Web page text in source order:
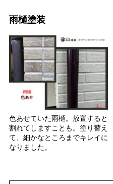
雨樋塗装
色あせていた雨樋。放置すると
割れてしますことも。塗り替え
て、細かなところまでキレイに
なりました。